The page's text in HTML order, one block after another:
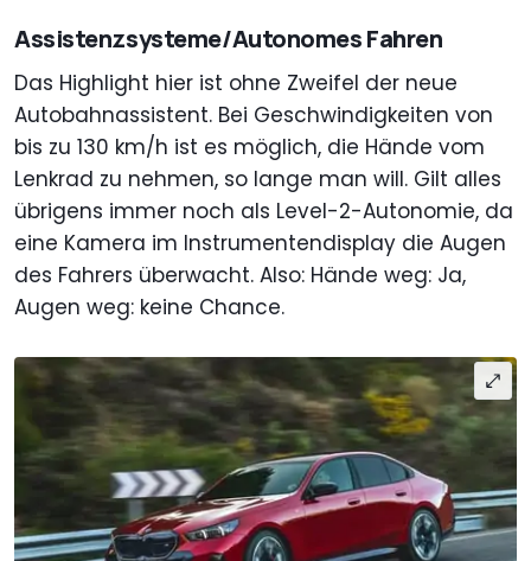
Assistenzsysteme/Autonomes Fahren
Das Highlight hier ist ohne Zweifel der neue
Autobahnassistent. Bei Geschwindigkeiten von
bis zu 130 km/h ist es möglich, die Hände vom
Lenkrad zu nehmen, so lange man will. Gilt alles
übrigens immer noch als Level-2-Autonomie, da
eine Kamera im Instrumentendisplay die Augen
des Fahrers überwacht. Also: Hände weg: Ja,
Augen weg: keine Chance.